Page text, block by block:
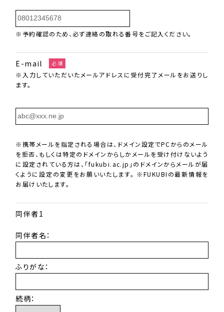
※予約確認のため、必ず連絡の取れる番号をご記入ください。
E-mail 必須
※入力していただいたメールアドレスに受付完了メールをお送りし
ます。
※携帯メールを指定される場合は、ドメイン設定でPCからのメール
を拒否、もしくは特定のドメインからしかメールを受け付けないよう
に設定されている方は、「fukubi.ac.jp」のドメインからメールが届
くように設定の変更をお願いいたします。 ※FUKUBIの最新情報を
お届けいたします。
同伴者1
同伴者名：
ふりがな：
続柄：